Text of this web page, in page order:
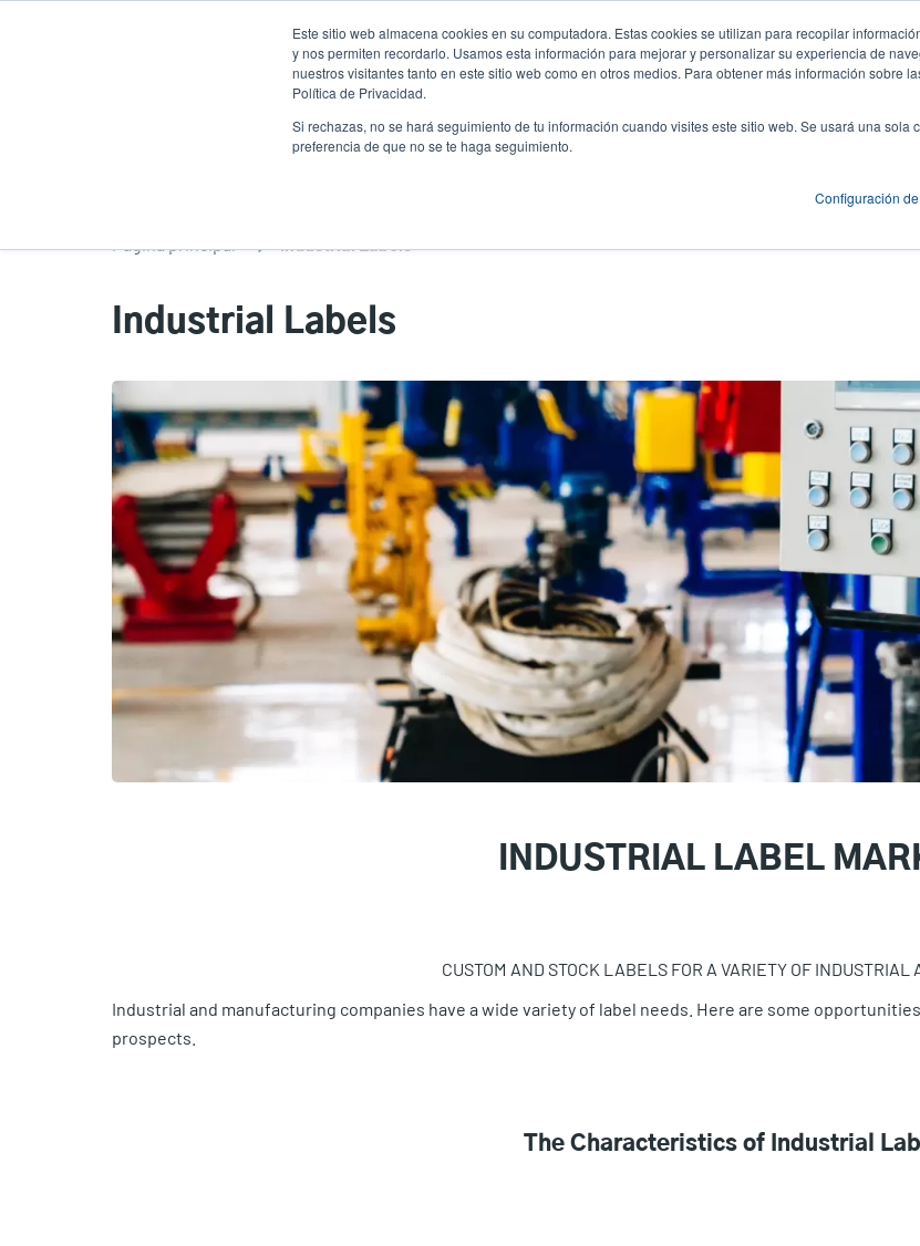
Este sitio web almacena cookies en su computadora. Estas cookies se utilizan para recopilar
y nos permiten recordarlo. Usamos esta información para mejorar y personalizar su experiencia de
nuestros visitantes tanto en este sitio web como en otros medios. Para obtener más información sobre
Política de Privacidad.
Si rechazas, no se hará seguimiento de tu información cuando visites este sitio web. Se usará una sola
preferencia de que no se te haga seguimiento.
Configuración
User
Noticias y Eventos
Página principal Industrial Labels
Industrial Labels
INDUSTRIAL LABEL
CUSTOM AND STOCK LABELS FOR A VARIETY OF INDUSTRIAL
Industrial and manufacturing companies have a wide variety of label needs. Here are some
prospects.
The Characteristics of Industrial